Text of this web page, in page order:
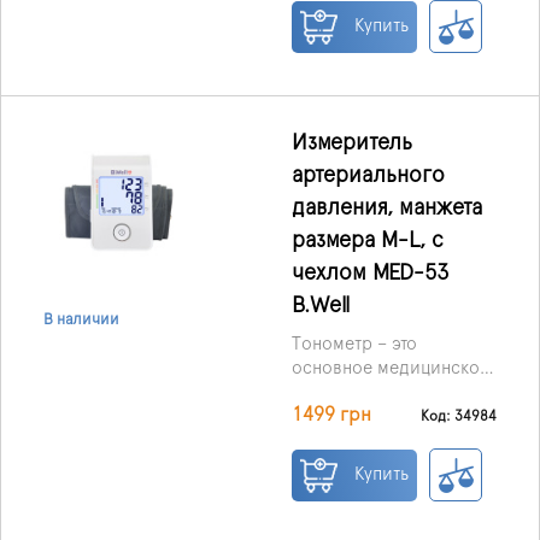
дисплея. Все
исследование
оборудования имеет
Купить
В наличии
Измеритель
артериального
давления, манжета
размера M-L, с
чехлом MED-53
B.Well
Тонометр – это
основное медицинское
должно быть в каждой
людей, страдающих
гипертонией). Только
1499 грн Код: 34984
Купить